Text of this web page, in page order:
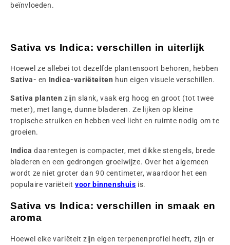
beïnvloeden.
Sativa vs Indica: verschillen in uiterlijk
Hoewel ze allebei tot dezelfde plantensoort behoren, hebben
Sativa- en Indica-variëteiten hun eigen visuele verschillen.
Sativa planten zijn slank, vaak erg hoog en groot (tot twee
meter), met lange, dunne bladeren. Ze lijken op kleine
tropische struiken en hebben veel licht en ruimte nodig om te
groeien.
Indica daarentegen is compacter, met dikke stengels, brede
bladeren en een gedrongen groeiwijze. Over het algemeen
wordt ze niet groter dan 90 centimeter, waardoor het een
populaire variëteit voor binnenshuis is.
Sativa vs Indica: verschillen in smaak en
aroma
Hoewel elke variëteit zijn eigen terpenenprofiel heeft, zijn er